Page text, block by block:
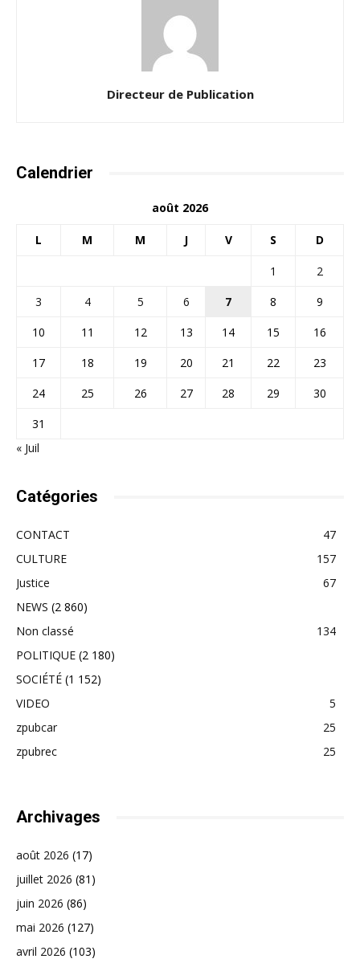
Directeur de Publication
Calendrier
août 2026
L M M J V S D
1
2
3
4 5 6 7 8
9
10
11 12 13 14 15
16
17
18 19 20 21 22
23
24
25 26 27 28 29
30
31
« Juil
Catégories
CONTACT
47
CULTURE
157
Justice
67
NEWS (2 860)
Non classé
134
POLITIQUE (2 180)
SOCIÉTÉ (1 152)
VIDEO
5
zpubcar
25
zpubrec
25
Archivages
août 2026 (17)
juillet 2026 (81)
juin 2026 (86)
mai 2026 (127)
avril 2026 (103)